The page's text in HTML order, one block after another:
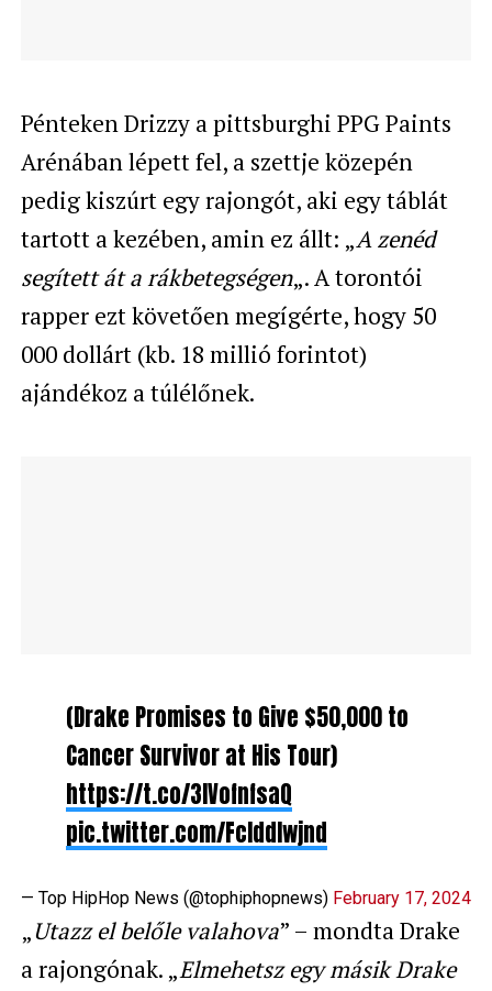
Pénteken Drizzy a pittsburghi PPG Paints
Arénában lépett fel, a szettje közepén
pedig kiszúrt egy rajongót, aki egy táblát
tartott a kezében, amin ez állt: „A zenéd
segített át a rákbetegségen„. A torontói
rapper ezt követően megígérte, hogy 50
000 dollárt (kb. 18 millió forintot)
ajándékoz a túlélőnek.
(Drake Promises to Give $50,000 to
Cancer Survivor at His Tour)
https://t.co/3lVofnfsaQ
pic.twitter.com/FcIddlwjnd
— Top HipHop News (@tophiphopnews) February 17, 2024
„Utazz el belőle valahova” – mondta Drake
a rajongónak. „Elmehetsz egy másik Drake